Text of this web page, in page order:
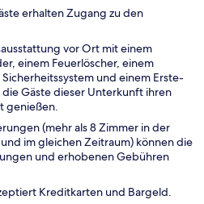
erhalten Zugang zu den
vor Ort mit einem
einem Feuerlöscher, einem
und einem Erste-
Gäste dieser Unterkunft ihren
genießen.
(mehr als 8 Zimmer in der
im gleichen Zeitraum) können die
und erhobenen Gebühren
Kreditkarten und Bargeld.